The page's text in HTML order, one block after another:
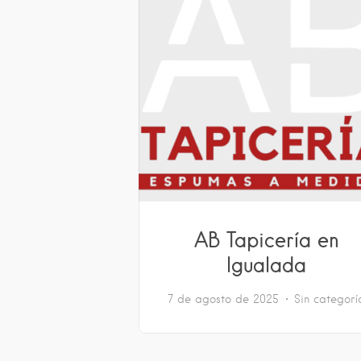
AB Tapicería en
Igualada
7 de agosto de 2025 Sin